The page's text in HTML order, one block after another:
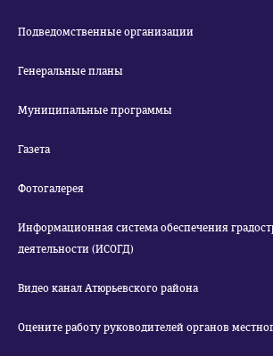
Подведомственные организации
Генеральные планы
Муниципальные программы
Газета
Фотогалерея
Информационная система обеспечения
деятельности (ИСОГД)
Видео канал Атюрьевского района
Оцените работу руководителей органов